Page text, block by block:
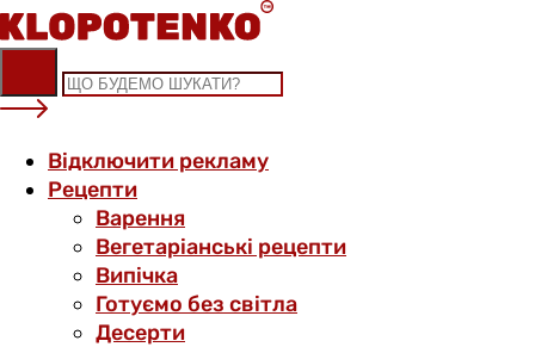
Skip
to
content
Відключити рекламу
Рецепти
Варення
Вегетаріанські рецепти
Випічка
Готуємо без світла
Десерти